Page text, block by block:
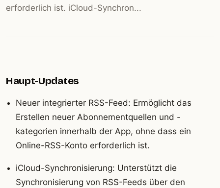
erforderlich ist. iCloud-Synchron...
Haupt-Updates
Neuer integrierter RSS-Feed: Ermöglicht das
Erstellen neuer Abonnementquellen und -
kategorien innerhalb der App, ohne dass ein
Online-RSS-Konto erforderlich ist.
iCloud-Synchronisierung: Unterstützt die
Synchronisierung von RSS-Feeds über den